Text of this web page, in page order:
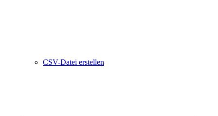
CSV-Datei erstellen